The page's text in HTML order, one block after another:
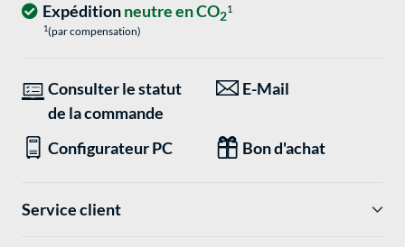
Expéditionneutre en CO21
1(par compensation)
Consulter le statut
de la commande
E-Mail
Configurateur PC Bon d'achat
Service client